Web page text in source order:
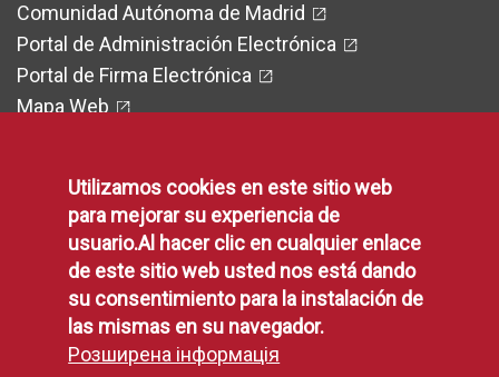
Comunidad Autónoma de Madrid
Portal de Administración Electrónica
Portal de Firma Electrónica
Mapa Web
Legal
Protección de Datos
Política de Privacidad
Aviso Legal
Utilizamos cookies en este sitio web
para mejorar su experiencia de
usuario.Al hacer clic en cualquier enlace
de este sitio web usted nos está dando
su consentimiento para la instalación de
las mismas en su navegador.
Розширена інформація